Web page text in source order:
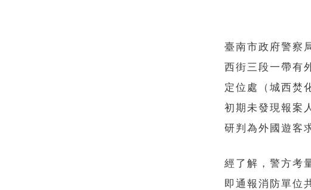
臺南市政府警察
西街三段一帶有
定位處（城西焚
初期未發現報案
研判為外國遊客
經了解，警方考
即通報消防單位